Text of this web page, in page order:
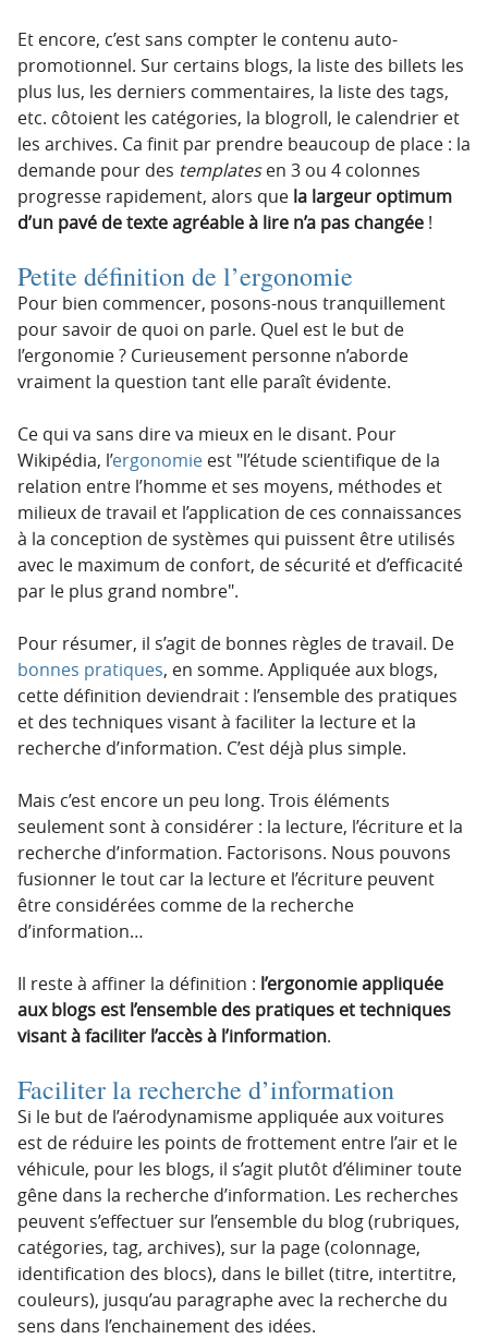
Et encore, c’est sans compter le contenu auto-
promotionnel. Sur certains blogs, la liste des billets les
plus lus, les derniers commentaires, la liste des tags,
etc. côtoient les catégories, la blogroll, le calendrier et
les archives. Ca finit par prendre beaucoup de place : la
demande pour des templatesen 3 ou 4 colonnes
progresse rapidement, alors que la largeur optimum
d’un pavé de texte agréable à lire n’a pas changée !
Petite définition de l’ergonomie
Pour bien commencer, posons-nous tranquillement
pour savoir de quoi on parle. Quel est le but de
l’ergonomie ? Curieusement personne n’aborde
vraiment la question tant elle paraît évidente.
Ce qui va sans dire va mieux en le disant. Pour
Wikipédia, l’ergonomie est l’étude scientifique de la
relation entre l’homme et ses moyens, méthodes et
milieux de travail et l’application de ces connaissances
à la conception de systèmes qui puissent être utilisés
avec le maximum de confort, de sécurité et d’efficacité
par le plus grand nombre .
Pour résumer, il s’agit de bonnes règles de travail. De
bonnes pratiques, en somme. Appliquée aux blogs,
cette définition deviendrait : l’ensemble des pratiques
et des techniques visant à faciliter la lecture et la
recherche d’information. C’est déjà plus simple.
Mais c’est encore un peu long. Trois éléments
seulement sont à considérer : la lecture, l’écriture et la
recherche d’information. Factorisons. Nous pouvons
fusionner le tout car la lecture et l’écriture peuvent
être considérées comme de la recherche
d’information…
Il reste à affiner la définition : l’ergonomie appliquée
aux blogs est l’ensemble des pratiques et techniques
visant à faciliter l’accès à l’information.
Faciliter la recherche d’information
Si le but de l’aérodynamisme appliquée aux voitures
est de réduire les points de frottement entre l’air et le
véhicule, pour les blogs, il s’agit plutôt d’éliminer toute
gêne dans la recherche d’information. Les recherches
peuvent s’effectuer sur l’ensemble du blog (rubriques,
catégories, tag, archives), sur la page (colonnage,
identification des blocs), dans le billet (titre, intertitre,
couleurs), jusqu’au paragraphe avec la recherche du
sens dans l’enchainement des idées.